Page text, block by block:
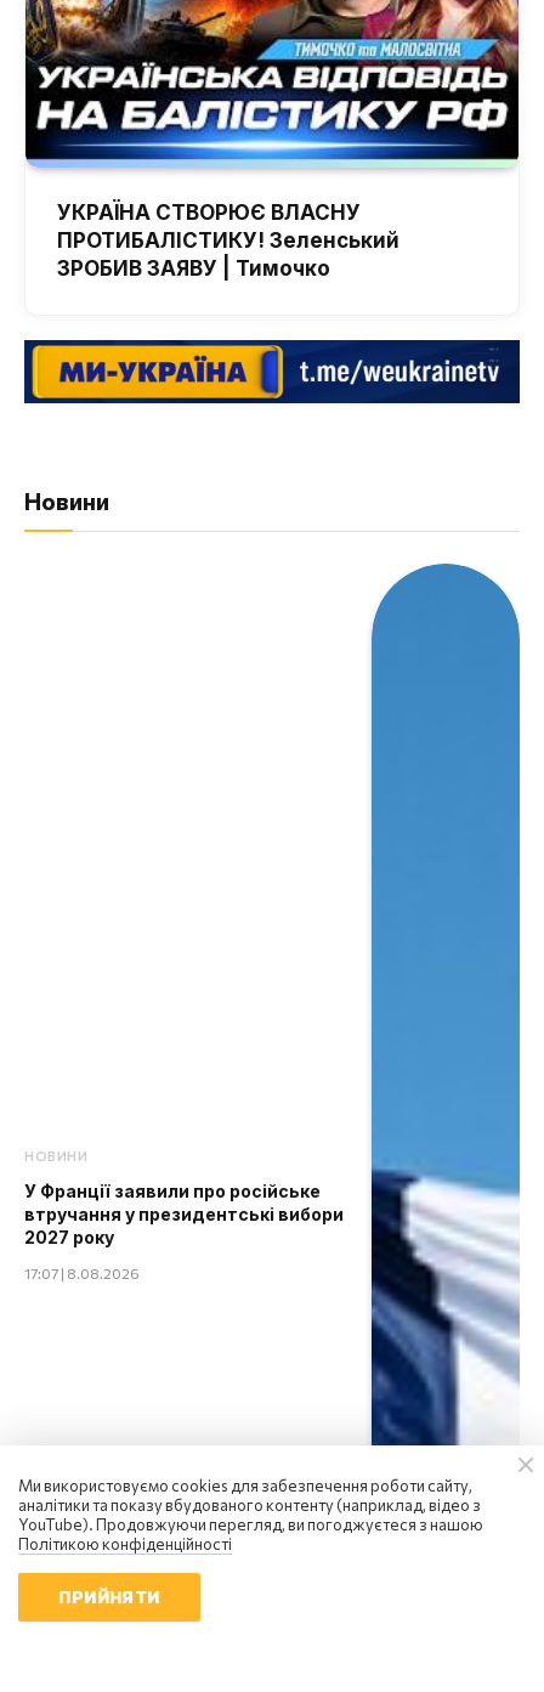
УКРАЇНА СТВОРЮЄ ВЛАСНУ
ПРОТИБАЛІСТИКУ! Зеленський
ЗРОБИВ ЗАЯВУ | Тимочко
Новини
НОВИНИ
У Франції заявили про російське
втручання у президентські вибори
2027 року
17:07 | 8.08.2026
Ми використовуємо cookies для забезпечення роботи сайту,
аналітики та показу вбудованого контенту (наприклад, відео з
YouTube). Продовжуючи перегляд, ви погоджуєтеся з нашою
Політикою конфіденційності
ПРИЙНЯТИ